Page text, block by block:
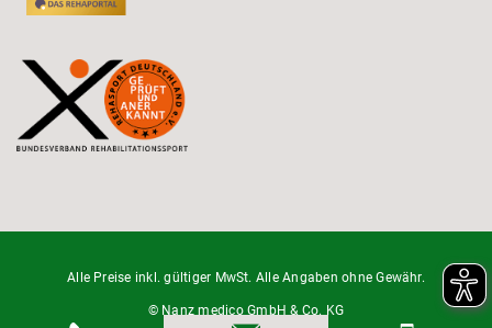
Alle Preise inkl. gültiger MwSt. Alle Angaben ohne Gewähr.
© Nanz medico GmbH & Co. KG